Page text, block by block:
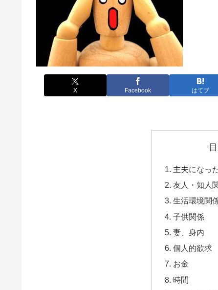
X Facebook はてブ
主夫になっ
友人・知人
生活環境関
子供関係
妻、身内
個人的欲求
お金
時間